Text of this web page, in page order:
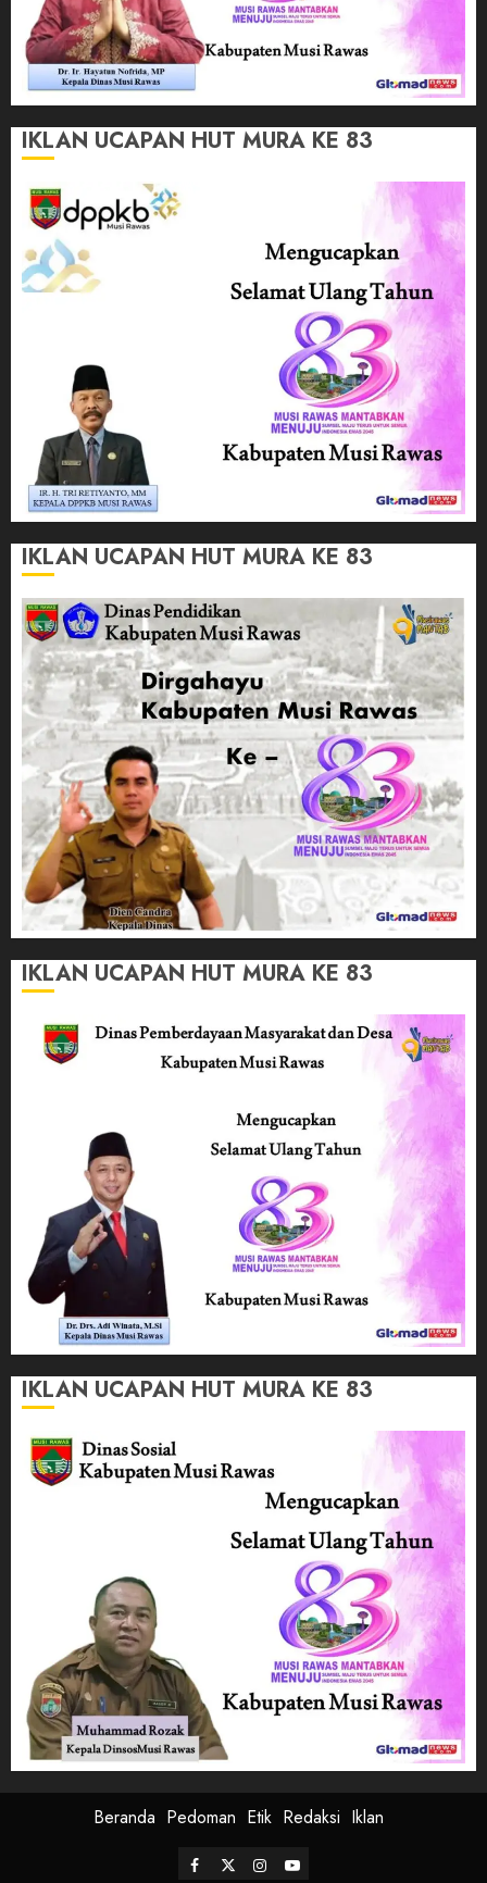
IKLAN UCAPAN HUT MURA KE 83
IKLAN UCAPAN HUT MURA KE 83
IKLAN UCAPAN HUT MURA KE 83
IKLAN UCAPAN HUT MURA KE 83
Beranda Pedoman Etik Redaksi Iklan
Facebook
TwitterInstagram
Youtube